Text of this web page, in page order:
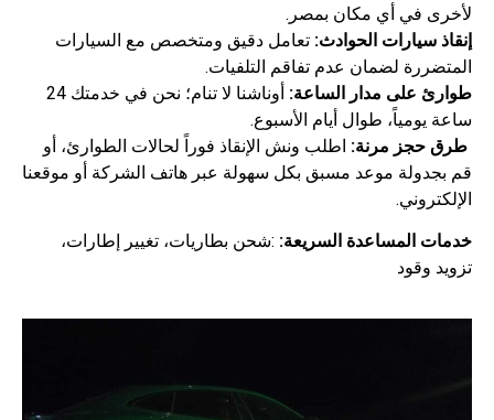
لأخرى في أي مكان بمصر.
إنقاذ سيارات الحوادث: تعامل دقيق ومتخصص مع السيارات
المتضررة لضمان عدم تفاقم التلفيات.
طوارئ على مدار الساعة:
أوناشنا لا تنام؛ نحن في خدمتك 24
ساعة يومياً، طوال أيام الأسبوع.
طرق حجز مرنة: اطلب ونش الإنقاذ فوراً لحالات الطوارئ، أو
قم بجدولة موعد مسبق بكل سهولة عبر هاتف الشركة أو موقعنا
الإلكتروني.
خدمات المساعدة السريعة: :شحن بطاريات، تغيير إطارات،
تزويد وقود